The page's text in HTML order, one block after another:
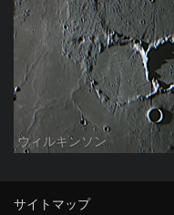
ウィルキンソン
サイトマップ